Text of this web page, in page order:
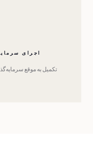
اجرای
تکمیل به موقع